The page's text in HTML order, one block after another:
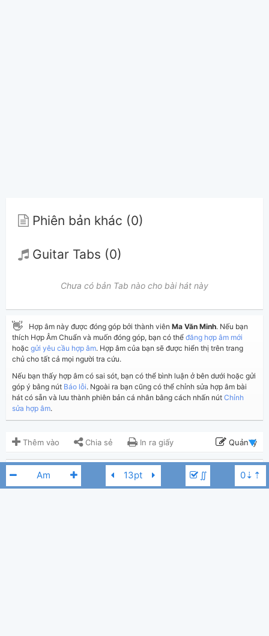
∬
Phiên bản khác (0)
Guitar Tabs (0)
Chưa có bản Tab nào cho bài hát này
👋 Hợp âm này được đóng góp bởi thành viên Ma Văn Minh. Nếu bạn
thích Hợp Âm Chuẩn và muốn đóng góp, bạn có thể đăng hợp âm mới
hoặc gửi yêu cầu hợp âm. Hợp âm của bạn sẽ được hiển thị trên trang
chủ cho tất cả mọi người tra cứu.
Nếu bạn thấy hợp âm có sai sót, bạn có thể bình luận ở bên dưới hoặc gửi
góp ý bằng nút Báo lỗi. Ngoài ra bạn cũng có thể chỉnh sửa hợp âm bài
hát có sẵn và lưu thành phiên bản cá nhân bằng cách nhấn nút Chỉnh
sửa hợp âm.
Thêm vào Chia sẻ In ra giấy Quản lý
ngày 28 tháng 02, 2021
Lượt xem: 2,592
BÌNH LUẬN